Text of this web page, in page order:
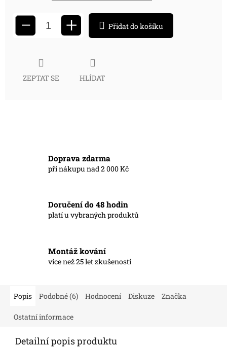
− + Přidat do košíku
ZEPTAT SE HLÍDAT
Doprava zdarma
při nákupu nad 2 000 Kč
Doručení do 48 hodin
platí u vybraných produktů
Montáž kování
více než 25 let zkušeností
Popis Podobné (6) Hodnocení Diskuze Značka
Ostatní informace
Detailní popis produktu